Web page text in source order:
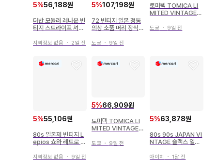
5%56,188원
더반 모듈러 레나운 빈
티지 스트라이프 셔츠
지역정보 없음 ・ 2일 전
5%107,198원
72 빈티지 일본 정통
의상 소품 머리 장식
도쿄 ・ 9일 전
토미텍 TOMICA LI
MITED VINTAGE
트럭 (일본통운) LV-1
도쿄 ・ 9일 전
5%55,106원
80s 일본제 빈티지 L
epios 쇼와 레트로 리
지역정보 없음 ・ 9일 전
5%66,909원
토미텍 TOMICA LI
MITED VINTAGE
오토 삼륜 일본통운 L
도쿄 ・ 9일 전
5%63,878원
80s 90s JAPAN VI
NTAGE 슬랙스 일본
아이치 ・ 1달 전